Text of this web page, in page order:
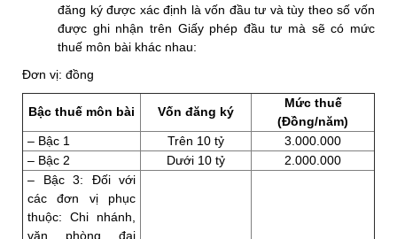
đăng ký được xác định là vốn đầu tư và tùy theo số vốn
được ghi nhận trên Giấy phép đầu tư mà sẽ có mức
thuế môn bài khác nhau:
Đơn vị: đồng
Bậc thuế môn bài Vốn đăng ký
Mức thuế
(Đồng/năm)
– Bậc 1
Trên 10 tỷ
3.000.000
– Bậc 2
Dưới 10 tỷ
2.000.000
– Bậc 3: Đối với
các đơn vị phục
thuộc: Chi nhánh,
văn phòng đại